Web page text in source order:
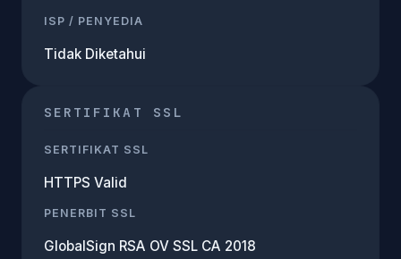
ISP / PENYEDIA
Tidak Diketahui
SERTIFIKAT SSL
SERTIFIKAT SSL
HTTPS Valid
PENERBIT SSL
GlobalSign RSA OV SSL CA 2018